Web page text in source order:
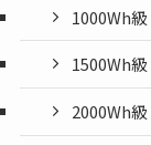
1000Wh級
1500Wh級
2000Wh級